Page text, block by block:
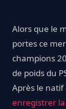
Alors que le
portes ce
champions
de poids du
Après le
enregistrer